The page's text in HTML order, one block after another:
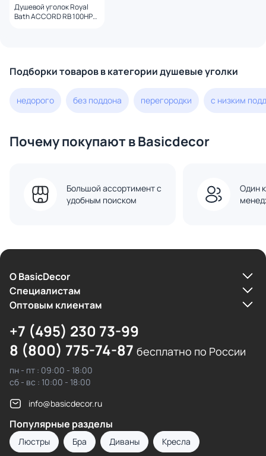
Душевой уголок Royal
Bath ACCORD RB 100HPS-
Подборки товаров в категории душевые уголки
недорого без поддона перегородки с низким
Почему покупают в Basicdecor
Большой ассортимент с
удобным поиском
Один
О BasicDecor
Cпециалистам
Оптовым клиентам
+7 (495) 230 73-99
8 (800) 775-74-87 бесплатно по России
пн - пт : 09:00 - 18:00
сб - вс : 10:00 - 18:00
info@basicdecor.ru
Популярные разделы
Люстры Бра Диваны Кресла